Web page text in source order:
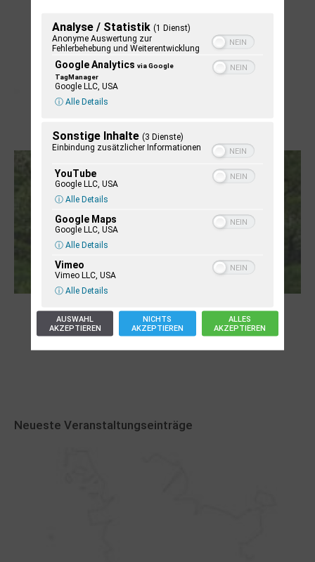
Letj fröögels
Robert Schads „Blickweit“: Linien im Land
der Horizonte
Neueste Veranstaltungseinträge
Analyse / Statistik (1 Dienst)
Anonyme Auswertung zur
Fehlerbehebung und Weiterentwicklung
Google Analytics via Google
TagManager
Google LLC, USA
ⓘ Alle Details
Sonstige Inhalte (3 Dienste)
Einbindung zusätzlicher Informationen
YouTube
Google LLC, USA
ⓘ Alle Details
Google Maps
Google LLC, USA
ⓘ Alle Details
Vimeo
Vimeo LLC, USA
ⓘ Alle Details
AUSWAHL
AKZEPTIEREN
NICHTS
AKZEPTIEREN
ALLES
AKZEPTIEREN